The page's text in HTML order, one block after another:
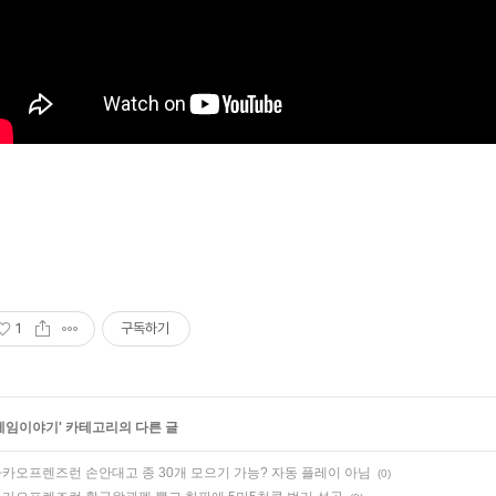
1 구독하기
임이야기 ' 카테고리의 다른 글
오프렌즈런 손안대고 종 30개 모으기 가능? 자동 플레이 아님 (0)